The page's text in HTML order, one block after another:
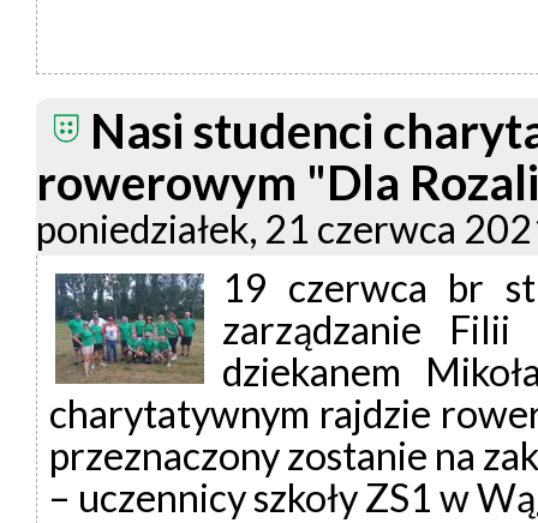
Nasi studenci
rowerowym "Dla
poniedziałek, 21 czerwca
19 czerwca br
zarządzanie
dziekanem
charytatywnym rajdzie
przeznaczony zostanie na
– uczennicy szkoły ZS1 w